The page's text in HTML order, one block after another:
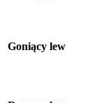
Goniący lew